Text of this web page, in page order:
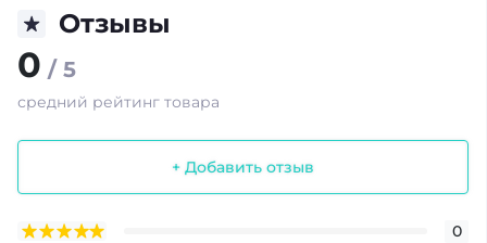
Отзывы
0 / 5
средний рейтинг товара
+ Добавить отзыв
0